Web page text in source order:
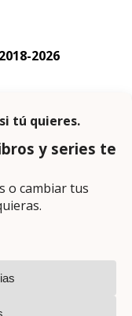
2026
obtengo
que